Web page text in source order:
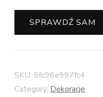
SPRAWDŹ SAM
SKU: 5fc96e997fc4
Category: Dekoracje